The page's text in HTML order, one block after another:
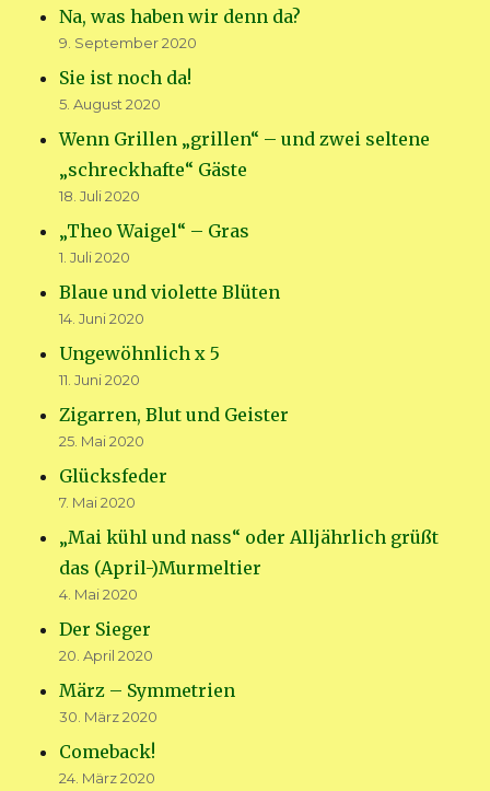
Na, was haben wir denn da?
9. September 2020
Sie ist noch da!
5. August 2020
Wenn Grillen „grillen“ – und zwei seltene
„schreckhafte“ Gäste
18. Juli 2020
„Theo Waigel“ – Gras
1. Juli 2020
Blaue und violette Blüten
14. Juni 2020
Ungewöhnlich x 5
11. Juni 2020
Zigarren, Blut und Geister
25. Mai 2020
Glücksfeder
7. Mai 2020
„Mai kühl und nass“ oder Alljährlich grüßt
das (April-)Murmeltier
4. Mai 2020
Der Sieger
20. April 2020
März – Symmetrien
30. März 2020
Comeback!
24. März 2020